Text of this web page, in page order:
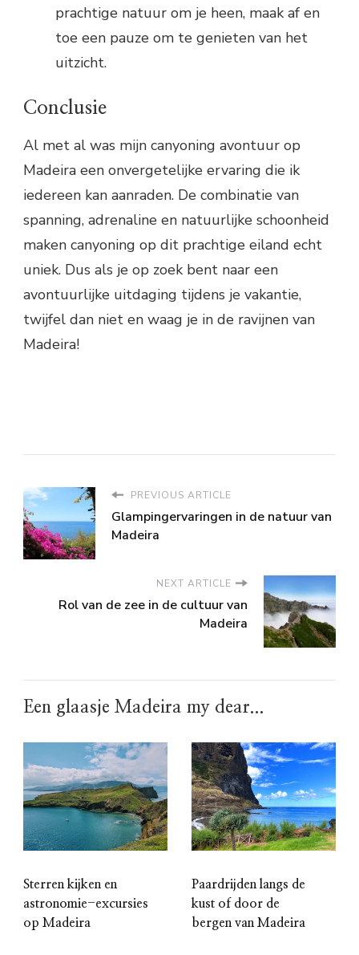
prachtige natuur om je heen, maak af en
toe een pauze om te genieten van het
uitzicht.
Conclusie
Al met al was mijn canyoning avontuur op
Madeira een onvergetelijke ervaring die ik
iedereen kan aanraden. De combinatie van
spanning, adrenaline en natuurlijke schoonheid
maken canyoning op dit prachtige eiland echt
uniek. Dus als je op zoek bent naar een
avontuurlijke uitdaging tijdens je vakantie,
twijfel dan niet en waag je in de ravijnen van
Madeira!
PREVIOUS ARTICLE
Glampingervaringen in de natuur van
Madeira
NEXT ARTICLE
Rol van de zee in de cultuur van
Madeira
Een glaasje Madeira my dear...
Sterren kijken en
astronomie-excursies
op Madeira
Paardrijden langs de
kust of door de
bergen van Madeira